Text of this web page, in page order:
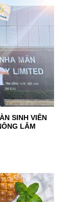
SINH VIÊN
LÂM